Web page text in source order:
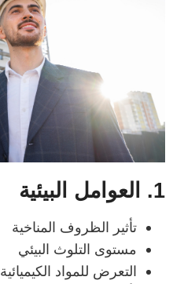
1. العوامل البيئية
تأثير الظروف المناخية
مستوى التلوث البيئي
التعرض للمواد الكيميائية